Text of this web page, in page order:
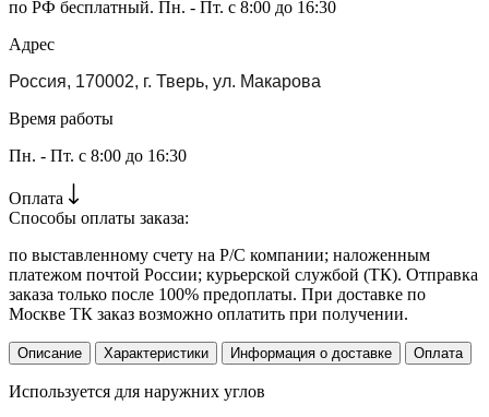
по РФ бесплатный. Пн. - Пт. с 8:00 до 16:30
Адрес
Россия, 170002, г. Тверь, ул. Макарова
Время работы
Пн. - Пт. с 8:00 до 16:30
Оплата
Способы оплаты заказа:
по выставленному счету на Р/С компании; наложенным
платежом почтой России; курьерской службой (ТК). Отправка
заказа только после 100% предоплаты. При доставке по
Москве ТК заказ возможно оплатить при получении.
Описание Характеристики Информация о доставке Оплата
Используется для наружних углов